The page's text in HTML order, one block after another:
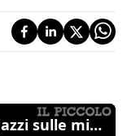
Gradisca, la carica dei 200 ragazzi sulle mini - enduro